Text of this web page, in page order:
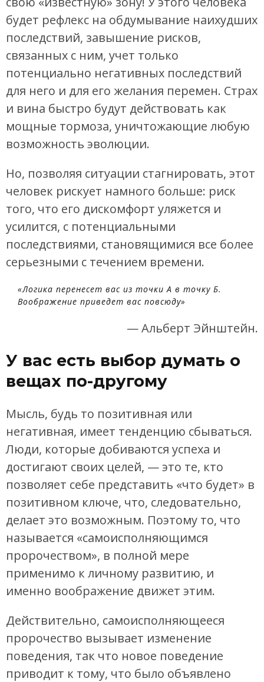
будет рефлекс на обдумывание наихудших
последствий, завышение рисков,
связанных с ним, учет только
потенциально негативных последствий
для него и для его желания перемен. Страх
и вина быстро будут действовать как
мощные тормоза, уничтожающие любую
возможность эволюции.
Но, позволяя ситуации стагнировать, этот
человек рискует намного больше: риск
того, что его дискомфорт уляжется и
усилится, с потенциальными
последствиями, становящимися все более
серьезными с течением времени.
«Логика перенесет вас из точки А в точку Б.
Воображение приведет вас повсюду»
— Альберт Эйнштейн.
У вас есть выбор думать о
вещах по-другому
Мысль, будь то позитивная или
негативная, имеет тенденцию сбываться.
Люди, которые добиваются успеха и
достигают своих целей, — это те, кто
позволяет себе представить «что будет» в
позитивном ключе, что, следовательно,
делает это возможным. Поэтому то, что
называется «самоисполняющимся
пророчеством», в полной мере
применимо к личному развитию, и
именно воображение движет этим.
Действительно, самоисполняющееся
пророчество вызывает изменение
поведения, так что новое поведение
приводит к тому, что было объявлено